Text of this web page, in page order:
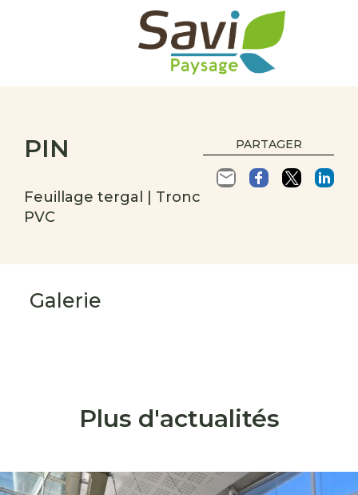
PARTAGER
PIN
Feuillage tergal | Tronc
PVC
Galerie
Plus d'actualités